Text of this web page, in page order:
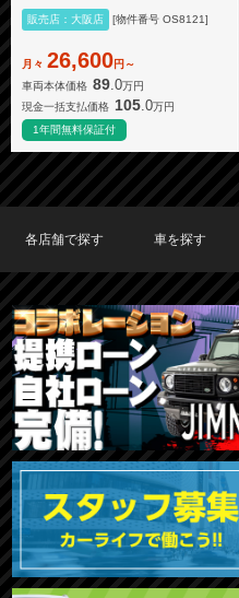
販売店：大阪店 [物件番号 OS8121]
月々 26,600円～
車両本体価格 89.0万円
現金一括支払価格 105 .0万円
1年間無料保証付
各店舗で探す
TOKYO店在庫車両
大阪店在庫車両
福岡店在庫車両
車を探す
車種で探
メーカーで